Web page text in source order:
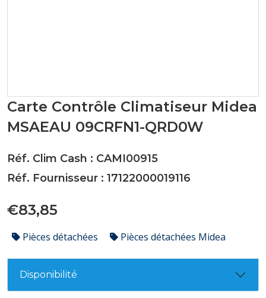
Carte Contrôle Climatiseur Midea
MSAEAU 09CRFN1-QRD0W
Réf. Clim Cash : CAMI00915
Réf. Fournisseur : 17122000019116
€83,85
Pièces détachées Pièces détachées Midea
Disponibilité